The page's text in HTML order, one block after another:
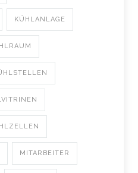
KÜHLANLAGE
MITARBEITER